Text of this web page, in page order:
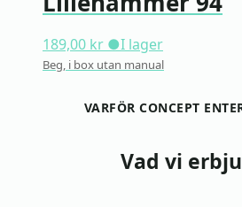
189,00 kr ●I lager
Beg, i box utan manual
VARFÖR CONCEPT
Vad vi